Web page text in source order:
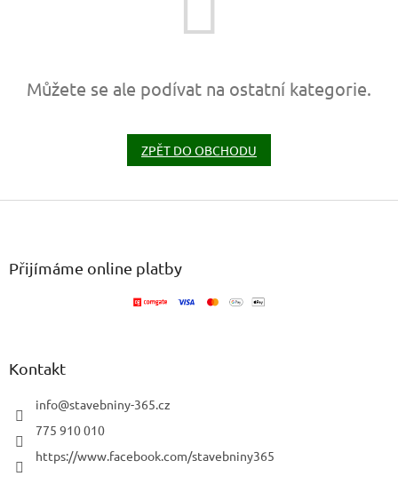
Můžete se ale podívat na ostatní kategorie.
ZPĚT DO OBCHODU
Přijímáme online platby
Kontakt
info@stavebniny-365.cz
775 910 010
https://www.facebook.com/stavebniny365